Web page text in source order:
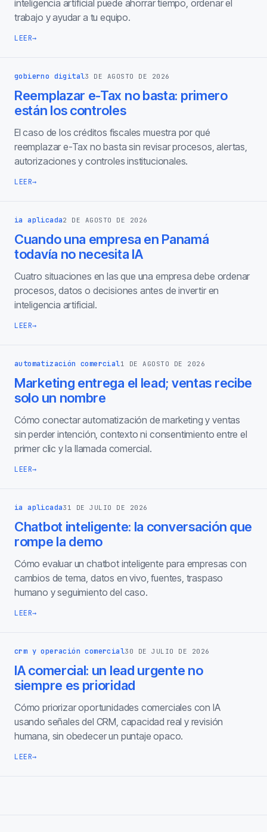
inteligencia artificial puede ahorrar tiempo, ordenar el
trabajo y ayudar a tu equipo.
LEER→
gobierno digital3 DE AGOSTO DE 2026
Reemplazar e-Tax no basta: primero
están los controles
El caso de los créditos fiscales muestra por qué
reemplazar e-Tax no basta sin revisar procesos, alertas,
autorizaciones y controles institucionales.
LEER→
ia aplicada2 DE AGOSTO DE 2026
Cuando una empresa en Panamá
todavía no necesita IA
Cuatro situaciones en las que una empresa debe ordenar
procesos, datos o decisiones antes de invertir en
inteligencia artificial.
LEER→
automatización comercial1 DE AGOSTO DE 2026
Marketing entrega el lead; ventas recibe
solo un nombre
Cómo conectar automatización de marketing y ventas
sin perder intención, contexto ni consentimiento entre el
primer clic y la llamada comercial.
LEER→
ia aplicada31 DE JULIO DE 2026
Chatbot inteligente: la conversación que
rompe la demo
Cómo evaluar un chatbot inteligente para empresas con
cambios de tema, datos en vivo, fuentes, traspaso
humano y seguimiento del caso.
LEER→
crm y operación comercial30 DE JULIO DE 2026
IA comercial: un lead urgente no
siempre es prioridad
Cómo priorizar oportunidades comerciales con IA
usando señales del CRM, capacidad real y revisión
humana, sin obedecer un puntaje opaco.
LEER→